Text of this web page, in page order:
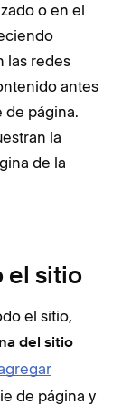
o en el
las redes
antes
de página.
la
de la
el sitio
el sitio,
del sitio
de página y